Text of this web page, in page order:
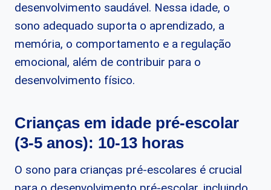
desenvolvimento saudável. Nessa idade, o
sono adequado suporta o aprendizado, a
memória, o comportamento e a regulação
emocional, além de contribuir para o
desenvolvimento físico.
Crianças em idade pré-escolar
(3-5 anos): 10-13 horas
O sono para crianças pré-escolares é crucial